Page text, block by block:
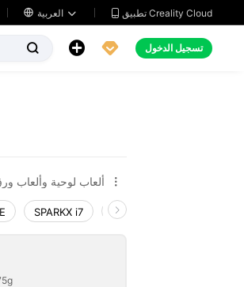
   تطبيق Creality Cloud
   تسجيل الدخول
ألعاب لوحية وألعاب 
SPARKX i7 Creality Hi